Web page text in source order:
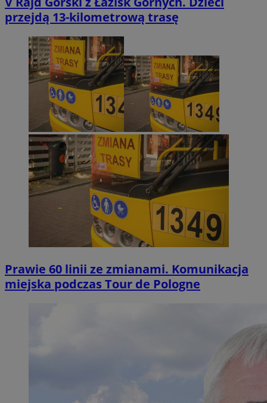
przejdą 13-kilometrową trasę
Prawie 60 linii ze zmianami. Komunikacja
miejska podczas Tour de Pologne